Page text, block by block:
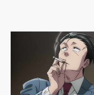
流的生活基地。一起
新認識勤美！